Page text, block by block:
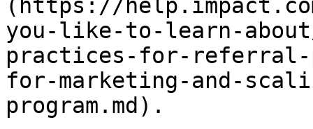
(https://
you-like-to-learn-
practices-for-referral-
for-marketing-and-
program.md).